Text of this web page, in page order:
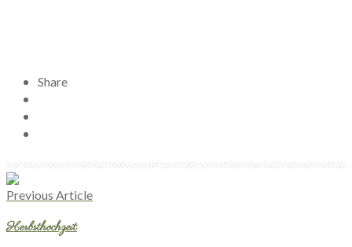
Share
Previous Article
Herbsthochzeit